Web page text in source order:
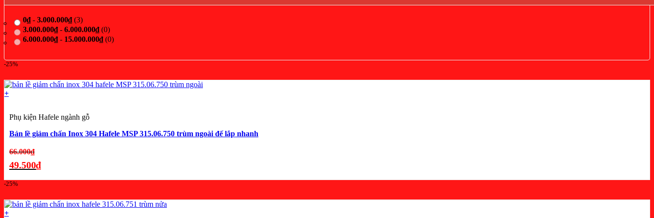
0₫- 3.000.000₫(3)
3.000.000₫- 6.000.000₫(0)
6.000.000₫- 15.000.000₫(0)
-25%
+
Phụ kiện Hafele ngành gỗ
Bản lề giảm chấn Inox 304 Hafele MSP 315.06.750 trùm ngoài đế lắp nhanh
66.000₫Giá
gốc
49.500₫
tại
-25%
+